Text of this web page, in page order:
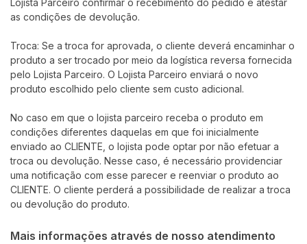
as condições de devolução.
Troca: Se a troca for aprovada, o cliente deverá encaminhar o
produto a ser trocado por meio da logística reversa fornecida
pelo Lojista Parceiro. O Lojista Parceiro enviará o novo
produto escolhido pelo cliente sem custo adicional.
No caso em que o lojista parceiro receba o produto em
condições diferentes daquelas em que foi inicialmente
enviado ao CLIENTE, o lojista pode optar por não efetuar a
troca ou devolução. Nesse caso, é necessário providenciar
uma notificação com esse parecer e reenviar o produto ao
CLIENTE. O cliente perderá a possibilidade de realizar a troca
ou devolução do produto.
Mais informações através de nosso atendimento